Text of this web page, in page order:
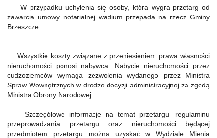
W przypadku uchylenia się osoby, która wygra przetarg od
zawarcia umowy notarialnej wadium przepada na rzecz Gminy
Brzeszcze.
Wszystkie koszty związane z przeniesieniem prawa własności
nieruchomości ponosi nabywca. Nabycie nieruchomości przez
cudzoziemców wymaga zezwolenia wydanego przez Ministra
Spraw Wewnętrznych w drodze decyzji administracyjnej za zgodą
Ministra Obrony Narodowej.
Szczegółowe informacje na temat przetargu, regulaminu
przeprowadzania przetargu oraz nieruchomości będącej
przedmiotem przetargu można uzyskać w Wydziale Mienia